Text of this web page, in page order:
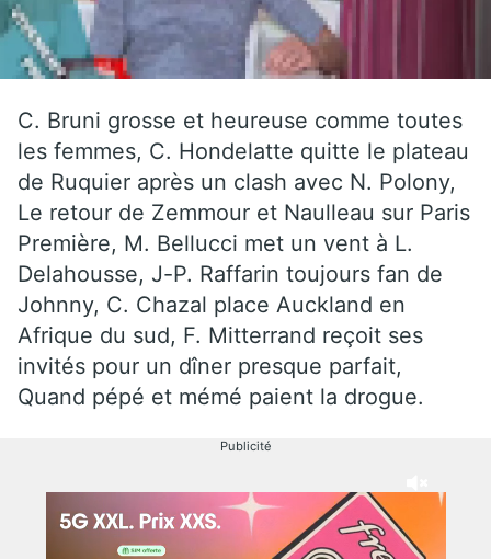
C. Bruni grosse et heureuse comme toutes
les femmes, C. Hondelatte quitte le plateau
de Ruquier après un clash avec N. Polony,
Le retour de Zemmour et Naulleau sur Paris
Première, M. Bellucci met un vent à L.
Delahousse, J-P. Raffarin toujours fan de
Johnny, C. Chazal place Auckland en
Afrique du sud, F. Mitterrand reçoit ses
invités pour un dîner presque parfait,
Quand pépé et mémé paient la drogue.
Publicité